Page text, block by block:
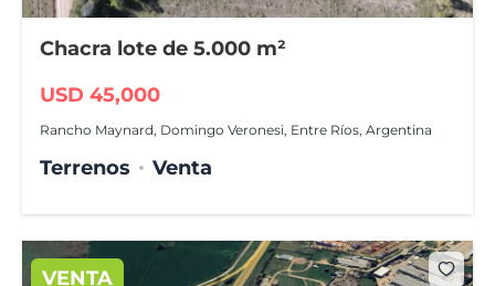
Chacra lote de 5.000 m²
USD 45,000
Rancho Maynard, Domingo Veronesi, Entre Ríos, Argentina
Terrenos Venta
VENTA